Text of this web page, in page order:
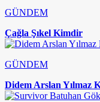
GÜNDEM
Çağla Şıkel Kimdir
GÜNDEM
Didem Arslan Yılmaz